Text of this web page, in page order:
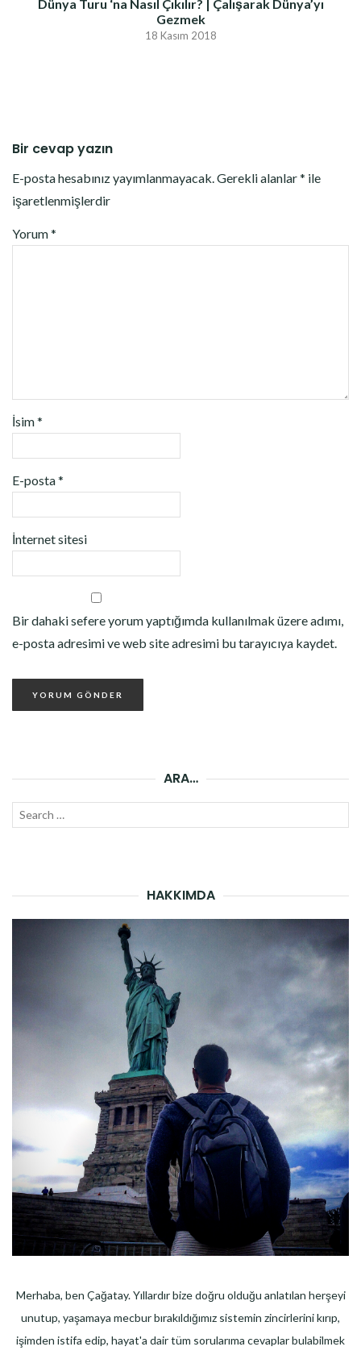
Dünya Turu ‘na Nasıl Çıkılır? | Çalışarak Dünya’yı
Gezmek
18 Kasım 2018
Bir cevap yazın
E-posta hesabınız yayımlanmayacak.Gerekli alanlar* ile
işaretlenmişlerdir
Yorum*
İsim*
E-posta*
İnternet sitesi
Bir dahaki sefere yorum yaptığımda kullanılmak üzere adımı,
e-posta adresimi ve web site adresimi bu tarayıcıya kaydet.
ARA…
Search
HAKKIMDA
Merhaba, ben Çağatay. Yıllardır bize doğru olduğu anlatılan herşeyi
unutup, yaşamaya mecbur bırakıldığımız sistemin zincirlerini kırıp,
işimden istifa edip, hayat'a dair tüm sorularıma cevaplar bulabilmek